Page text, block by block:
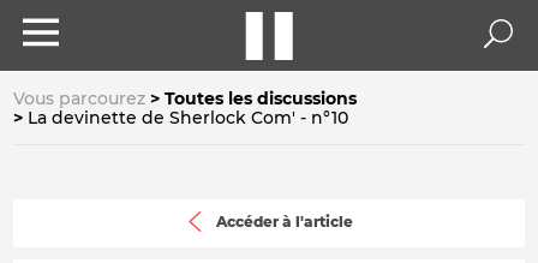
Vous parcourez
Toutes les discussions
La devinette de Sherlock Com' - n°10
Accéder à l'article